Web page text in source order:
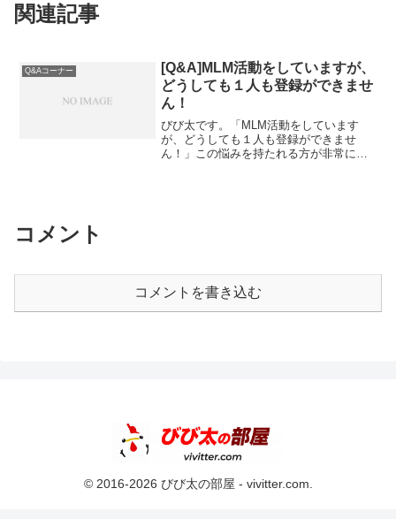
関連記事
Q&Aコーナー
[Q&A]MLM活動をしていますが、
どうしても１人も登録ができませ
ん！
びび太です。「MLM活動をしています
が、どうしても１人も登録ができませ
ん！」この悩みを持たれる方が非常に多
コメント
コメントを書き込む
© 2016-2026 びび太の部屋 - vivitter.com.